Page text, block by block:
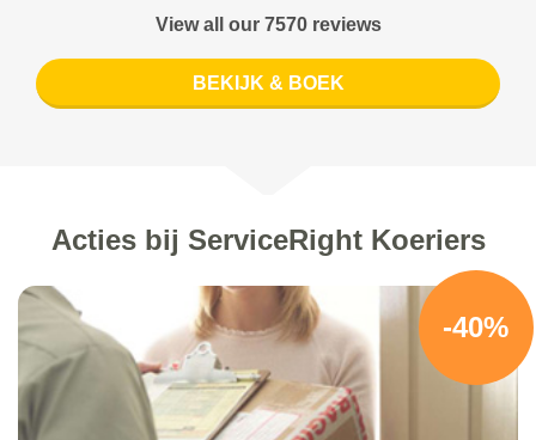
View all our 7570 reviews
BEKIJK & BOEK
Acties bij ServiceRight Koeriers
-40%